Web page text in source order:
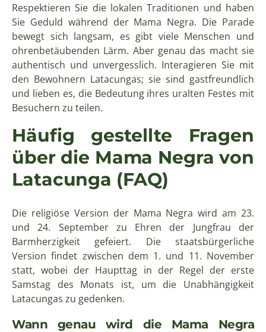
Respektieren Sie die lokalen Traditionen und haben
Sie Geduld während der Mama Negra. Die Parade
bewegt sich langsam, es gibt viele Menschen und
ohrenbetäubenden Lärm. Aber genau das macht sie
authentisch und unvergesslich. Interagieren Sie mit
den Bewohnern Latacungas; sie sind gastfreundlich
und lieben es, die Bedeutung ihres uralten Festes mit
Besuchern zu teilen.
Häufig gestellte Fragen
über die Mama Negra von
Latacunga (FAQ)
Die religiöse Version der Mama Negra wird am 23.
und 24. September zu Ehren der Jungfrau der
Barmherzigkeit gefeiert. Die staatsbürgerliche
Version findet zwischen dem 1. und 11. November
statt, wobei der Haupttag in der Regel der erste
Samstag des Monats ist, um die Unabhängigkeit
Latacungas zu gedenken.
Wann genau wird die Mama Negra